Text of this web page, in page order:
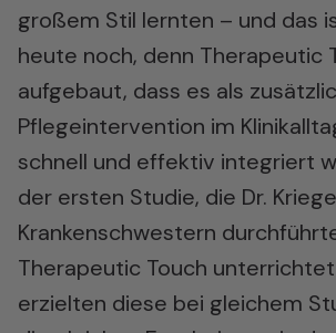
großem Stil lernten – und das
heute noch, denn Therapeutic
aufgebaut, dass es als
Pflegeintervention im
schnell und effektiv integriert
der ersten Studie, die Dr.
Krankenschwestern
Therapeutic Touch
erzielten diese bei gleichem